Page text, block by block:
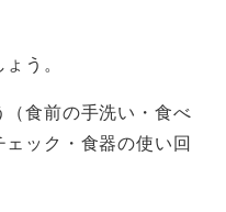
う。
（食前の手洗い・食べ
ック・食器の使い回